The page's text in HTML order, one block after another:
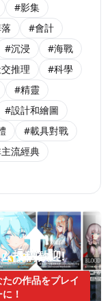
#影集
#會計
#沉浸
#海戰
推理
#科學
#精靈
#設計和繪圖
#載具對戰
流經典
投稿歓迎!
たの作品をプレイ
！